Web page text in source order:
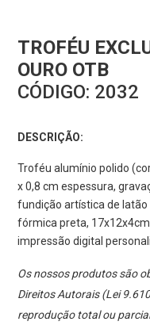
TROFÉU
OURO OTB
CÓDIGO: 2032
DESCRIÇÃO:
Troféu alumínio polido
x 0,8 cm espessura,
fundição artística de
fórmica preta,
impressão digital
Os nossos produtos são
Direitos Autorais (Lei
reprodução total ou